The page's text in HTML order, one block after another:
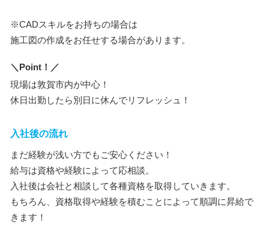
※CADスキルをお持ちの場合は
施工図の作成をお任せする場合があります。
＼Point！／
現場は敦賀市内が中心！
休日出勤したら別日に休んでリフレッシュ！
入社後の流れ
まだ経験が浅い方でもご安心ください！
給与は資格や経験によって応相談。
入社後は会社と相談して各種資格を取得していきます。
もちろん、資格取得や経験を積むことによって順調に昇給で
きます！